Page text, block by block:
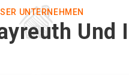
UNTERNEHMEN
Und